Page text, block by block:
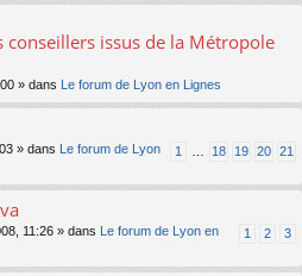
conseillers issus de la Métropole
» dans Le forum de Lyon en Lignes
1 18 19 20 21
» dans
Le forum de Lyon
1 2 3
11:26 » dans
Le forum de Lyon en